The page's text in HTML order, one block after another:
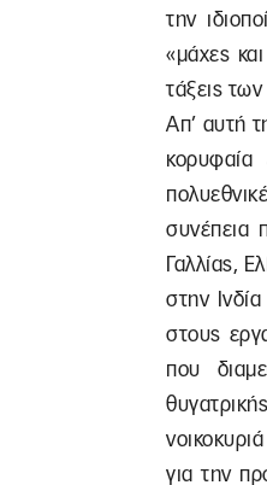
την
«μάχες
τάξεις
Απ’ αυτή
κορυφαία
συνέπεια
Γαλλίας,
στην
στους
που
για την